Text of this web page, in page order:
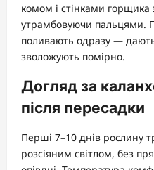
комом і стінками
утрамбовуючи пальцями.
поливають одразу —
зволожують помірно.
Догляд за
після пересадки
Перші 7–10 днів рослину
розсіяним світлом, без